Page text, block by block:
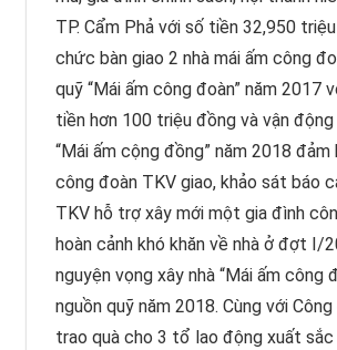
TP. Cẩm Phả với số tiền 32,950
chức bàn giao 2 nhà mái ấm công
quỹ “Mái ấm công đoàn” năm 2017
tiền hơn 100 triệu đồng và vận
“Mái ấm cộng đồng” năm 2018
công đoàn TKV giao, khảo sát báo
TKV hỗ trợ xây mới một gia đình
hoàn cảnh khó khăn về nhà ở đợt I/
nguyện vọng xây nhà “Mái ấm công
nguồn quỹ năm 2018. Cùng với
trao quà cho 3 tổ lao động xuất